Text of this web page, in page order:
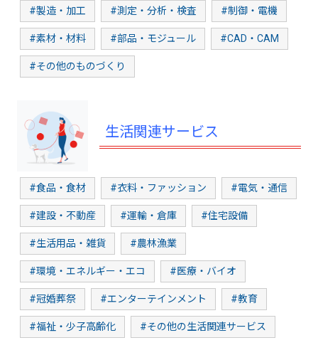
#製造・加工 #測定・分析・検査 #制御・電機
#素材・材料 #部品・モジュール #CAD・CAM
#その他のものづくり
生活関連サービス
#食品・食材 #衣料・ファッション #電気・通信
#建設・不動産 #運輸・倉庫 #住宅設備
#生活用品・雑貨 #農林漁業
#環境・エネルギー・エコ #医療・バイオ
#冠婚葬祭 #エンターテインメント #教育
#福祉・少子高齢化 #その他の生活関連サービス